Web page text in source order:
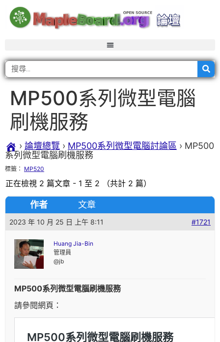
MP500系列微型電腦
刷機服務
› 論壇總覽 › MP500系列微型電腦討論區 › MP500
系列微型電腦刷機服務
標籤： MP520
正在檢視 2 篇文章 - 1 至 2 （共計 2 篇）
作者 文章
2023 年 10 月 25 日 上午 8:11 #1721
Huang Jia-Bin
管理員
@jb
MP500系列微型電腦刷機服務
請參閱網頁：